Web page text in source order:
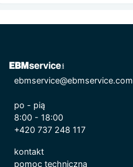
ebmservice@ebmservice.com
po - pią
8:00 - 18:00
+420 737 248 117
kontakt
pomoc techniczna